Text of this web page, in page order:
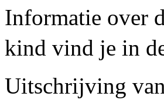
Informatie over
kind vind je in
Uitschrijving